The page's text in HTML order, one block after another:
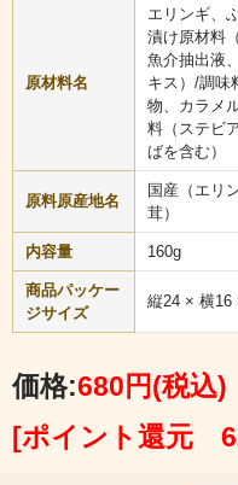
その他には炊き込みご飯やパ
にも合うので、ぜひ色々とお
原材料名
エリンギ、
漬け原材料
魚介抽出液
キス）/調味
物、カラメ
料（ステビ
ばを含む）
原料原産地名
国産（エリ
茸）
内容量 160g
商品パッケー
ジサイズ
縦24 × 横16
価格:680円(税込)
[ポイント還元